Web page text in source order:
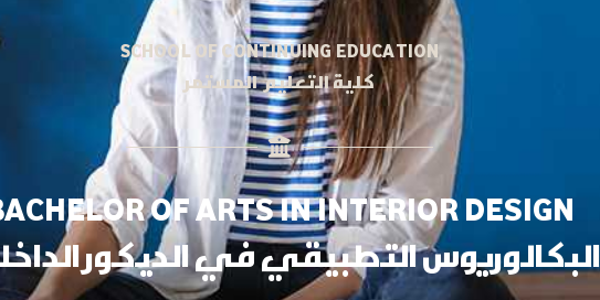
SCHOOL OF CONTINUING EDUCATION
كلية التعليم المستمر
OF ARTS IN INTERIOR DESIGN
البكالوريوس التطبيقي في الديكور